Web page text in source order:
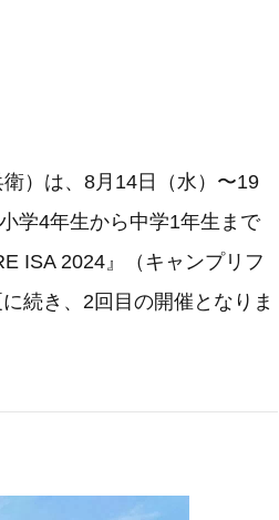
）は、8月14日（水）〜19
学4年生から中学1年生まで
ISA 2024』（キャンプリフ
続き、2回目の開催となりま